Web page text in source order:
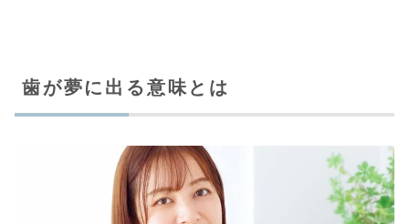
歯が夢に出る意味とは